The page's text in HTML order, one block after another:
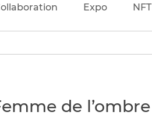
Expo NFT
de l’ombre